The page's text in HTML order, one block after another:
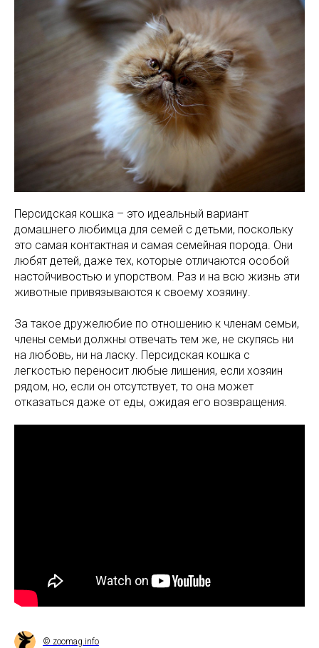
Персидская кошка – это идеальный вариант
домашнего любимца для семей с детьми, поскольку
это самая контактная и самая семейная порода. Они
любят детей, даже тех, которые отличаются особой
настойчивостью и упорством. Раз и на всю жизнь эти
животные привязываются к своему хозяину.
За такое дружелюбие по отношению к членам семьи,
члены семьи должны отвечать тем же, не скупясь ни
на любовь, ни на ласку. Персидская кошка с
легкостью переносит любые лишения, если хозяин
рядом, но, если он отсутствует, то она может
отказаться даже от еды, ожидая его возвращения.
© zoomag.info